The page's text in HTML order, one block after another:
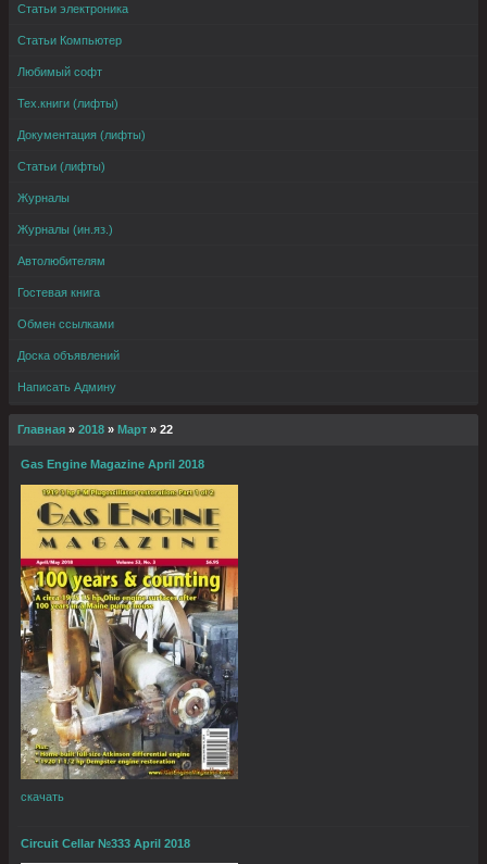
Статьи электроника
Статьи Компьютер
Любимый софт
Тех.книги (лифты)
Документация (лифты)
Статьи (лифты)
Журналы
Журналы (ин.яз.)
Автолюбителям
Гостевая книга
Обмен ссылками
Доска объявлений
Написать Админу
Главная » 2018 » Март » 22
Gas Engine Magazine April 2018
скачать
Circuit Cellar №333 April 2018